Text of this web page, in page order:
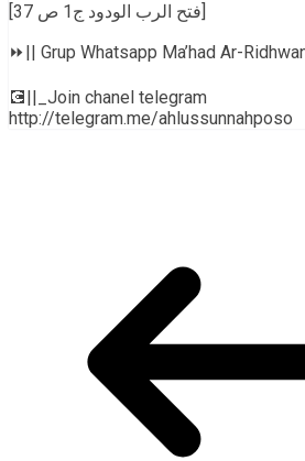
[فتح الرب الودود ج1 ص 37]
⏩|| Grup Whatsapp Ma’had Ar-
💽||_Join chanel telegram
http://telegram.me/ahlussunnahposo